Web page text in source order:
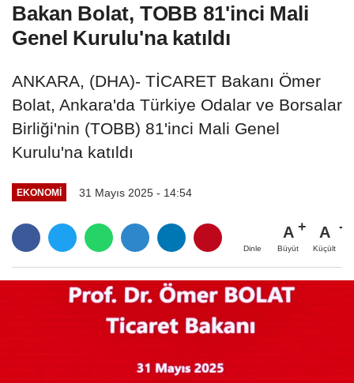
Bakan Bolat, TOBB 81'inci Mali
Genel Kurulu'na katıldı
ANKARA, (DHA)- TİCARET Bakanı Ömer
Bolat, Ankara'da Türkiye Odalar ve Borsalar
Birliği'nin (TOBB) 81'inci Mali Genel
Kurulu'na katıldı
EKONOMI 31 Mayıs 2025 - 14:54
Dinle
A
Büyüt
A
Küçült